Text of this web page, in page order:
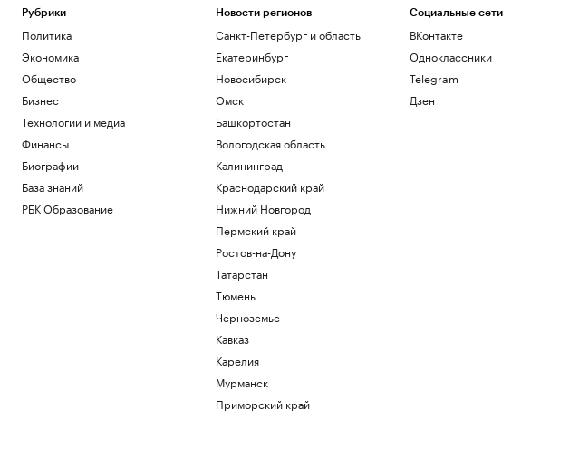
Рубрики
Политика
Экономика
Общество
Бизнес
Технологии и медиа
Финансы
Биографии
База знаний
РБК Образование
Новости регионов
Санкт-Петербург и область
Екатеринбург
Новосибирск
Омск
Башкортостан
Вологодская область
Калининград
Краснодарский край
Нижний Новгород
Пермский край
Ростов-на-Дону
Татарстан
Тюмень
Черноземье
Кавказ
Карелия
Мурманск
Приморский край
Социальные сети
ВКонтакте
Одноклассники
Telegram
Дзен